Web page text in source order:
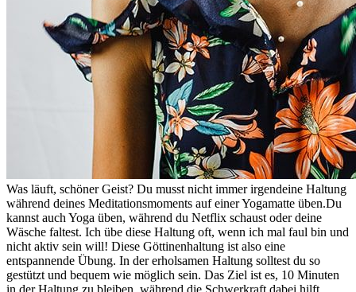
Was läuft, schöner Geist? Du musst nicht immer irgendeine Haltung
während deines Meditationsmoments auf einer Yogamatte üben.Du
kannst auch Yoga üben, während du Netflix schaust oder deine
Wäsche faltest. Ich übe diese Haltung oft, wenn ich mal faul bin und
nicht aktiv sein will! Diese Göttinenhaltung ist also eine
entspannende Übung. In der erholsamen Haltung solltest du so
gestützt und bequem wie möglich sein. Das Ziel ist es, 10 Minuten
in der Haltung zu bleiben, während die Schwerkraft dabei hilft,